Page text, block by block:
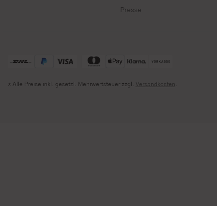
Presse
* Alle Preise inkl. gesetzl. Mehrwertsteuer zzgl. Versandkosten